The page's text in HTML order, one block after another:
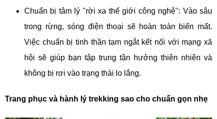
Chuẩn bị tâm lý "rời xa thế giới công nghệ": Vào sâu
trong rừng, sóng điện thoại sẽ hoàn toàn biến mất.
Việc chuẩn bị tinh thần tạm ngắt kết nối với mạng xã
hội sẽ giúp bạn tập trung tận hưởng thiên nhiên và
không bị rơi vào trạng thái lo lắng.
Trang phục và hành lý trekking sao cho chuẩn gọn nhẹ